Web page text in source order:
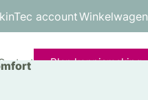
accountWinkelwagen
Plan kennismaking